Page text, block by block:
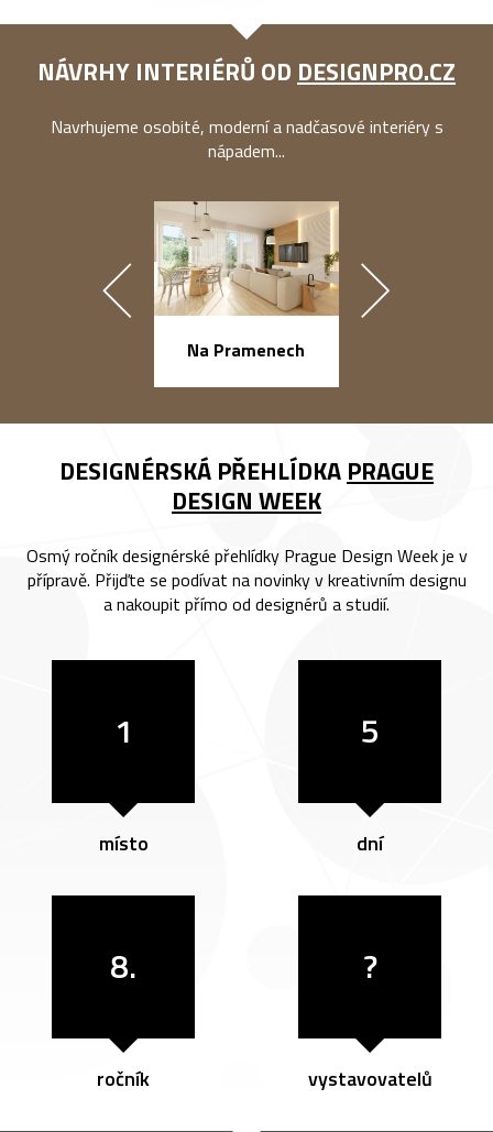
NÁVRHY INTERIÉRŮ OD DESIGNPRO.CZ
Navrhujeme osobité, moderní a nadčasové interiéry s
nápadem...
Na Pramenech
DESIGNÉRSKÁ PŘEHLÍDKA PRAGUE
DESIGN WEEK
Osmý ročník designérské přehlídky Prague Design Week je v
přípravě. Přijďte se podívat na novinky v kreativním designu
a nakoupit přímo od designérů a studií.
1
místo
5
dní
8.
ročník
?
vystavovatelů